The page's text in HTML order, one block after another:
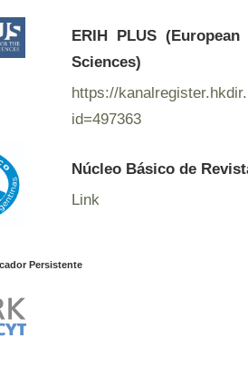
ERIH PLUS
Sciences)
https://
id=497363
Núcleo Básico de
Link
Persistente